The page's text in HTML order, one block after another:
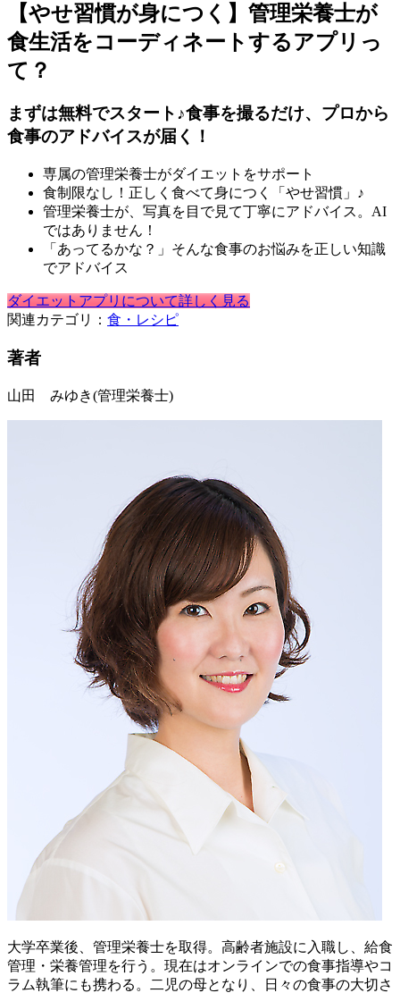
【やせ習慣が身につく】管理栄養士が
食生活をコーディネートするアプリっ
て？
まずは無料でスタート♪食事を撮るだけ、プロから
食事のアドバイスが届く！
専属の管理栄養士がダイエットをサポート
食制限なし！正しく食べて身につく「やせ習慣」♪
管理栄養士が、写真を目で見て丁寧にアドバイス。AI
ではありません！
「あってるかな？」そんな食事のお悩みを正しい知識
でアドバイス
ダイエットアプリについて詳しく見る
関連カテゴリ： 食・レシピ
著者
山田 みゆき(管理栄養士)
大学卒業後、管理栄養士を取得。高齢者施設に入職し、給食
管理・栄養管理を行う。現在はオンラインでの食事指導やコ
ラム執筆にも携わる。二児の母となり、日々の食事の大切さ